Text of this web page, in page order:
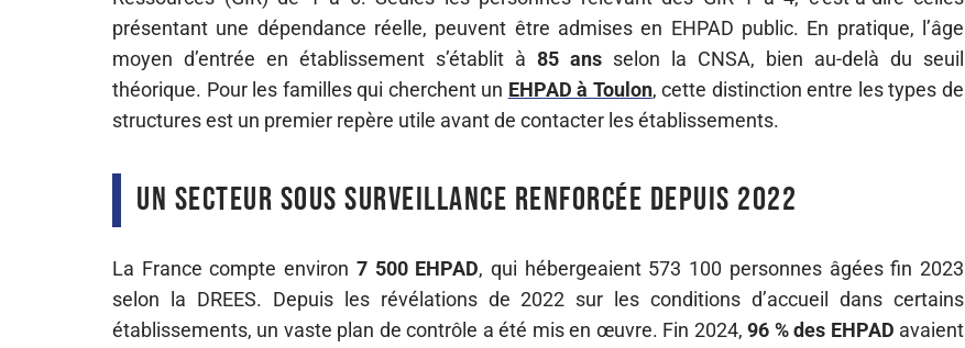
présentant une dépendance réelle, peuvent être admises en EHPAD public. En pratique, l’âge
moyen d’entrée en établissement s’établit à 85 ans selon la CNSA, bien au-delà du seuil
théorique. Pour les familles qui cherchent un EHPAD à Toulon, cette distinction entre les types de
structures est un premier repère utile avant de contacter les établissements.
Un secteur sous surveillance renforcée depuis 2022
La France compte environ 7 500 EHPAD, qui hébergeaient 573 100 personnes âgées fin 2023
selon la DREES. Depuis les révélations de 2022 sur les conditions d’accueil dans certains
établissements, un vaste plan de contrôle a été mis en œuvre. Fin 2024,96 % des EHPAD avaient